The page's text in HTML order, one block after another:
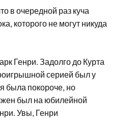
в очередной раз куча
которого не могут никуда
Генри. Задолго до Курта
серией был у
была покороче, но
был на юбилейной
Увы, Генри